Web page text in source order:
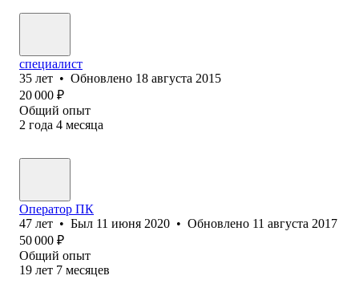
специалист
35 лет • Обновлено 18 августа 2015
20 000 ₽
Общий опыт
2 года 4 месяца
Оператор ПК
47 лет • Был 11 июня 2020 • Обновлено 11 августа 2017
50 000 ₽
Общий опыт
19 лет 7 месяцев